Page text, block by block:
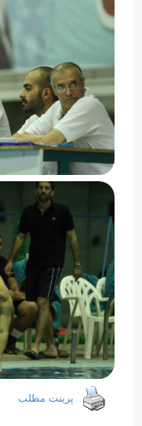
پرینت مطلب